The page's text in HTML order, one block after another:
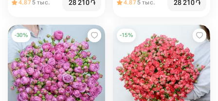
4.875 тыс. 28 210֏ 4.875 тыс. 28 210֏
-30% -15%